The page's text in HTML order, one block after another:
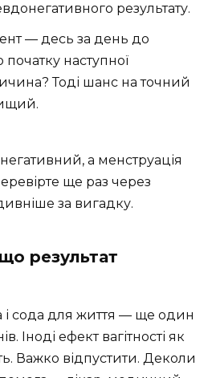
результату.
— десь за день до
наступної
Тоді шанс на точний
а менструація
ще раз через
за вигадку.
результат
і сода для життя — ще один
Іноді ефект вагітності як
Важко відпустити. Деколи